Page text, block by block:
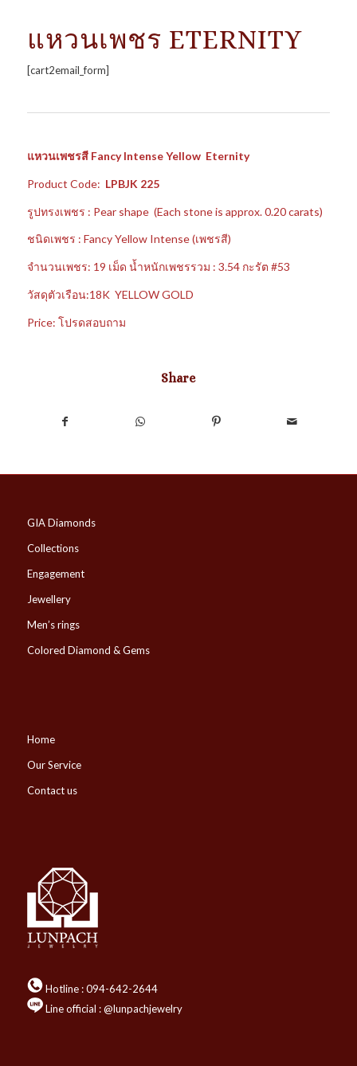
แหวนเพชร ETERNITY
[cart2email_form]
แหวนเพชรสี Fancy Intense Yellow Eternity
Product Code: LPBJK 225
รูปทรงเพชร : Pear shape (Each stone is approx. 0.20 carats)
ชนิดเพชร : Fancy Yellow Intense (เพชรสี)
จำนวนเพชร: 19 เม็ด น้ำหนักเพชรรวม : 3.54 กะรัต #53
วัสดุตัวเรือน:18K YELLOW GOLD
Price: โปรดสอบถาม
Share
GIA Diamonds
Collections
Engagement
Jewellery
Men’s rings
Colored Diamond & Gems
Home
Our Service
Contact us
Hotline :094-642-2644
Line official : @lunpachjewelry